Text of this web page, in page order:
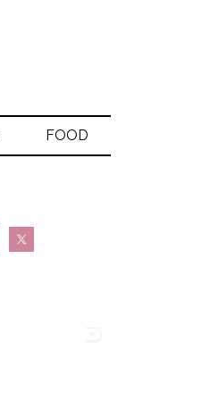
FOOD